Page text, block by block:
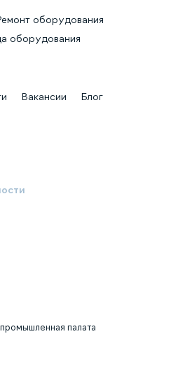
оборудования
оборудования
Вакансии Блог
палата